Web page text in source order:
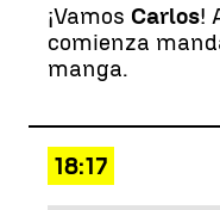
¡Vamos Carlos!
comienza
manga.
18:17